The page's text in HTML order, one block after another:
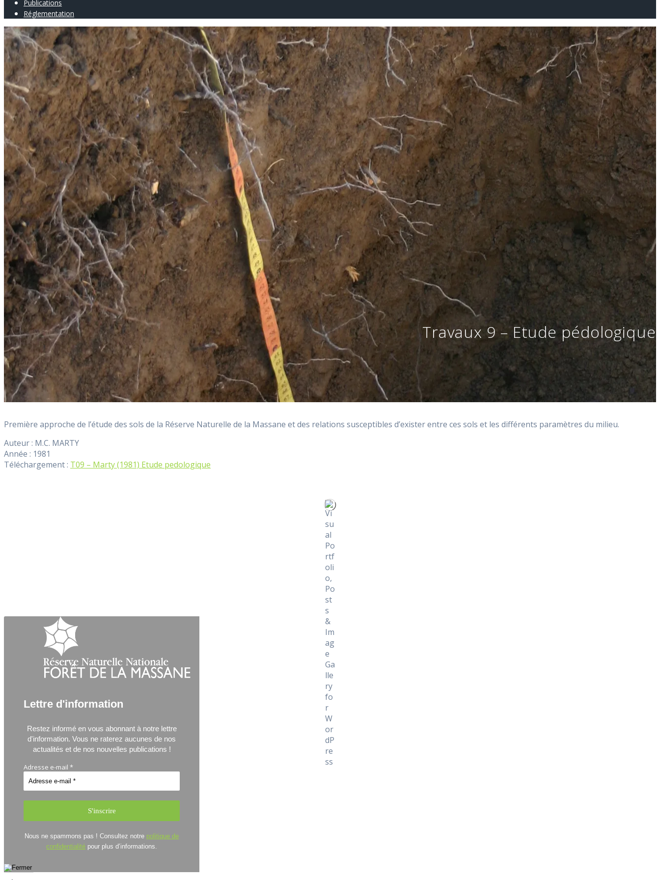
Publications
Réglementation
Travaux 9 – Etude pédologique
Première approche de l’étude des sols de la Réserve Naturelle de la Massane et des relations susceptibles d’exister entre ces sols et les différents paramètres du milieu.
Auteur : M.C. MARTY
Année : 1981
Téléchargement : T09 – Marty (1981) Etude pedologique
Lettre d'information
Restez informé en vous abonnant à notre lettre
d'information. Vous ne raterez aucunes de nos
actualités et de nos nouvelles publications !
Adresse e-mail *
Nous ne spammons pas ! Consultez notre politique de
confidentialité pour plus d’informations.